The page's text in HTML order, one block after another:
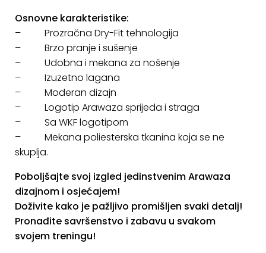
kolačićima
Osnovne karakteristike:
– Prozračna Dry-Fit tehnologija
– Brzo pranje i sušenje
– Udobna i mekana za nošenje
– Izuzetno lagana
– Moderan dizajn
– Logotip Arawaza sprijeda i straga
– Sa WKF logotipom
– Mekana poliesterska tkanina koja se ne
skuplja.
Poboljšajte svoj izgled jedinstvenim Arawaza
dizajnom i osjećajem!
Doživite kako je pažljivo promišljen svaki detalj!
Pronađite savršenstvo i zabavu u svakom
svojem treningu!